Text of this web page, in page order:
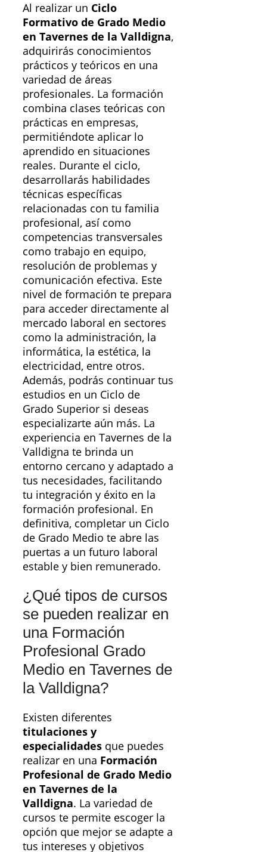
Al realizar un Ciclo
Formativo de Grado Medio
en Tavernes de la Valldigna,
adquirirás conocimientos
prácticos y teóricos en una
variedad de áreas
profesionales. La formación
combina clases teóricas con
prácticas en empresas,
permitiéndote aplicar lo
aprendido en situaciones
reales. Durante el ciclo,
desarrollarás habilidades
técnicas específicas
relacionadas con tu familia
profesional, así como
competencias transversales
como trabajo en equipo,
resolución de problemas y
comunicación efectiva. Este
nivel de formación te prepara
para acceder directamente al
mercado laboral en sectores
como la administración, la
informática, la estética, la
electricidad, entre otros.
Además, podrás continuar tus
estudios en un Ciclo de
Grado Superior si deseas
especializarte aún más. La
experiencia en Tavernes de la
Valldigna te brinda un
entorno cercano y adaptado a
tus necesidades, facilitando
tu integración y éxito en la
formación profesional. En
definitiva, completar un Ciclo
de Grado Medio te abre las
puertas a un futuro laboral
estable y bien remunerado.
¿Qué tipos de cursos
se pueden realizar en
una Formación
Profesional Grado
Medio en Tavernes de
la Valldigna?
Existen diferentes
titulaciones y
especialidades que puedes
realizar en una Formación
Profesional de Grado Medio
en Tavernes de la
Valldigna. La variedad de
cursos te permite escoger la
opción que mejor se adapte a
tus intereses y objetivos